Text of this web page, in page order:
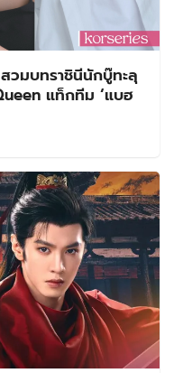
วมบทราชินีนักบู๊ทะลุ
แท็กทีม ‘แบฮ